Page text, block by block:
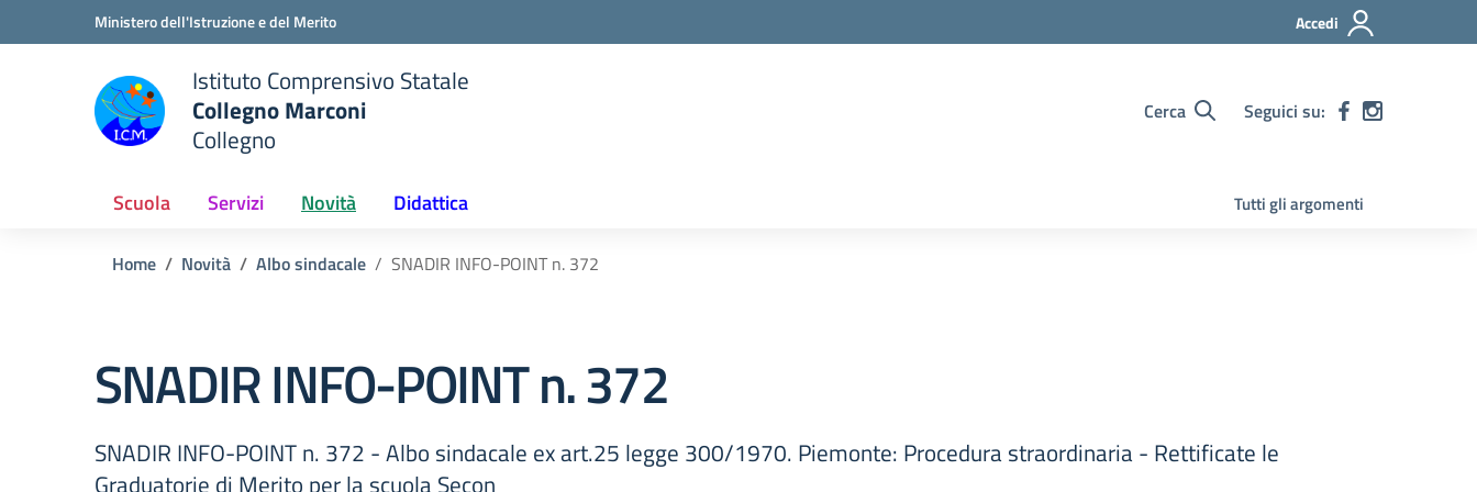
Vai ai contenuti
Vai al menu di navigazioneMinistero dell'Istruzione e del Merito Accedi
Istituto Comprensivo Statale
Collegno Marconi
Collegno
Cerca Seguici su:
Scuola Servizi Novità Didattica Tutti gli argomenti
Home Novità Albo sindacale SNADIR INFO-POINT n. 372
SNADIR INFO-POINT n. 372
SNADIR INFO-POINT n. 372 - Albo sindacale ex art.25 legge 300/1970. Piemonte: Procedura straordinaria - Rettificate le
Graduatorie di Merito per la scuola Secon